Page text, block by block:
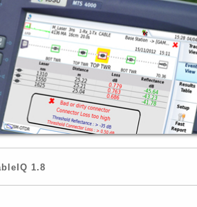
1.8